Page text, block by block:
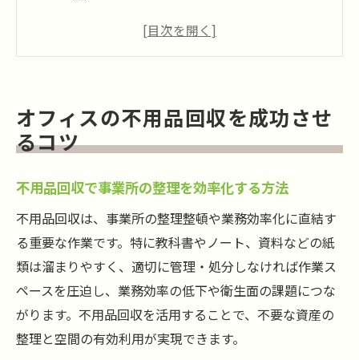
不用品回収の勘定科目選びでミスを防ぐポ
不用品回収の流れと勘定科目の基本を解説
事業ごみ処理に強い不用品回収の活用術
教科書類処分と不用品回収の最適解とは
い選択肢
資源ごみか燃えるごみか教科書処分の最適
不用品回収と教科書処分の勘定科目整理法
教科書類の不用品回収で経費計上を見直す
オフィスの不用品回収を成功させ
るコツ
不用品回収で事業所の整理を効率化する方法
不用品回収は、事業所の整理整頓や業務効率化に直結す
る重要な作業です。特に教科書やノート、資料などの紙
類は溜まりやすく、適切に管理・処分しなければ作業ス
ペースを圧迫し、業務効率の低下や衛生面の課題につな
がります。不用品回収を活用することで、不要な資産の
整理と空間の有効利用が実現できます。